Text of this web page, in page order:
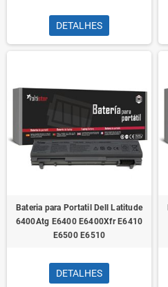
DETALHES
Bateria para Portatil Dell Latitude
6400Atg E6400 E6400Xfr E6410
E6500 E6510
DETALHES